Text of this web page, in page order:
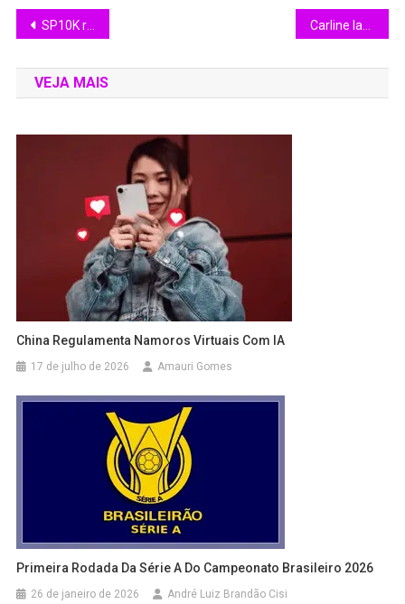
SP10K reúne elite nacional, disputa entre assessorias e mira marcas históricas nos 10K
VEJA MAIS
China Regulamenta Namoros Virtuais Com IA
17 de julho de 2026 Amauri Gomes
Primeira Rodada Da Série A Do Campeonato Brasileiro 2026
26 de janeiro de 2026 André Luiz Brandão Cisi